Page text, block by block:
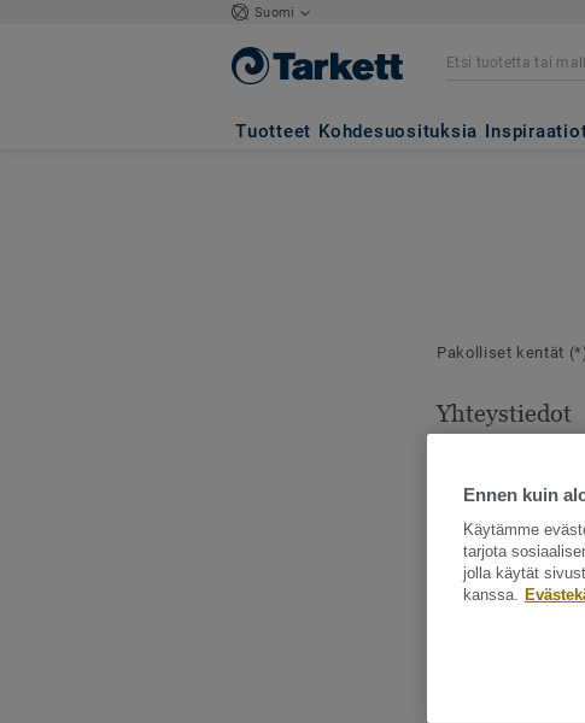
Suomi
Tuotteet Kohdesuosituksia
Pakolliset kentät
Yhteystiedot
Ennen kuin
Käytämme
tarjota
jolla käytät
kanssa.